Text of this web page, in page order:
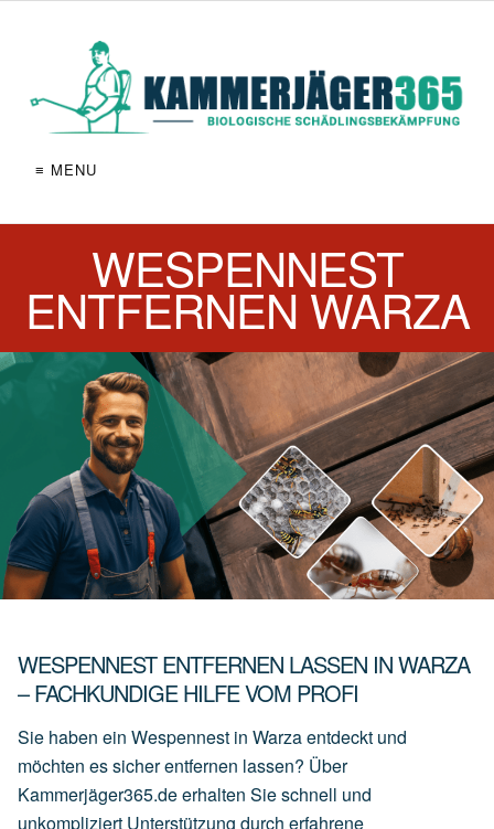
≡ MENU
WESPENNEST
ENTFERNEN WARZA
WESPENNEST ENTFERNEN LASSEN IN WARZA
– FACHKUNDIGE HILFE VOM PROFI
Sie haben ein Wespennest in Warza entdeckt und
möchten es sicher entfernen lassen? Über
Kammerjäger365.de erhalten Sie schnell und
unkompliziert Unterstützung durch erfahrene